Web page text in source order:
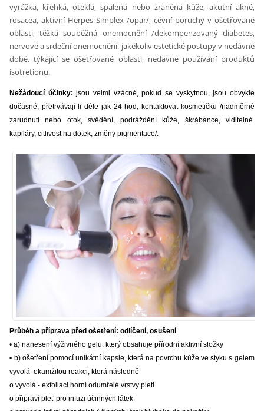
vyrážka, křehká, oteklá, spálená nebo zraněná kůže, akutní akné,
rosacea, aktivní Herpes Simplex /opar/, cévní poruchy v ošetřované
oblasti, těžká souběžná onemocnění /dekompenzovaný diabetes,
nervové a srdeční onemocnění, jakékoliv estetické postupy v nedávné
době, týkající se ošetřované oblasti, nedávné používání produktů
isotretionu.
Nežádoucí účinky: jsou velmi vzácné, pokud se vyskytnou, jsou obvykle
dočasné, přetrvávají-li déle jak 24 hod, kontaktovat kosmetičku /nadměrné
zarudnutí nebo otok, svědění, podráždění kůže, škrábance, viditelné
kapiláry, citlivost na dotek, změny pigmentace/.
Průběh a příprava před ošetření: odlíčení, osušení
• a) nanesení výživného gelu, který obsahuje přírodní aktivní složky
• b) ošetření pomocí unikátní kapsle, která na povrchu kůže ve styku s gelem
vyvolá okamžitou reakci, která následně
o vyvolá - exfoliaci horní odumřelé vrstvy pleti
o připraví pleť pro infuzi účinných látek